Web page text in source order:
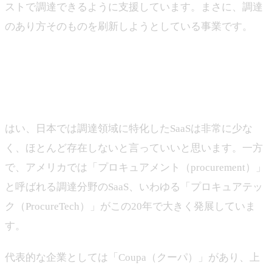
ストで調達できるように支援しています。まさに、調達
のあり方そのものを刷新しようとしている事業です。
はい、日本では調達領域に特化したSaaSは非常に少な
く、ほとんど存在しないと言っていいと思います。一方
で、アメリカでは「プロキュアメント（procurement）」
と呼ばれる調達分野のSaaS、いわゆる「プロキュアテッ
ク（ProcureTech）」がこの20年で大きく発展していま
す。
代表的な企業としては「Coupa（クーパ）」があり、上